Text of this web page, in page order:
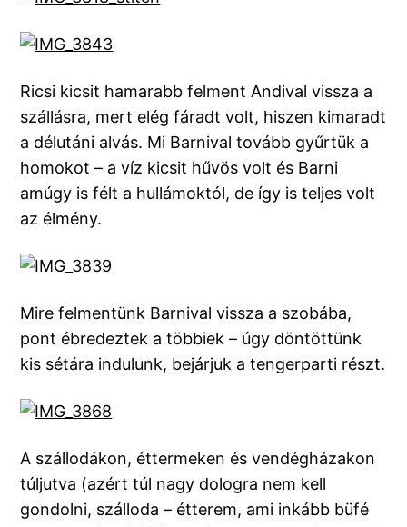
Ricsi kicsit hamarabb felment Andival vissza a
szállásra, mert elég fáradt volt, hiszen kimaradt
a délutáni alvás. Mi Barnival tovább gyűrtük a
homokot – a víz kicsit hűvös volt és Barni
amúgy is félt a hullámoktól, de így is teljes volt
az élmény.
Mire felmentünk Barnival vissza a szobába,
pont ébredeztek a többiek – úgy döntöttünk
kis sétára indulunk, bejárjuk a tengerparti részt.
A szállodákon, éttermeken és vendégházakon
túljutva (azért túl nagy dologra nem kell
gondolni, szálloda – étterem, ami inkább büfé